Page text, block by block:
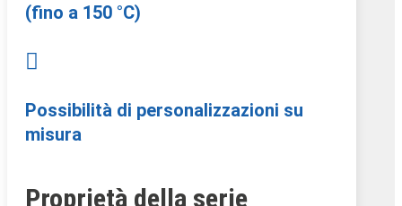
(fino a 150 °C)

Possibilità di personalizzazioni su
misura
Proprietà della serie